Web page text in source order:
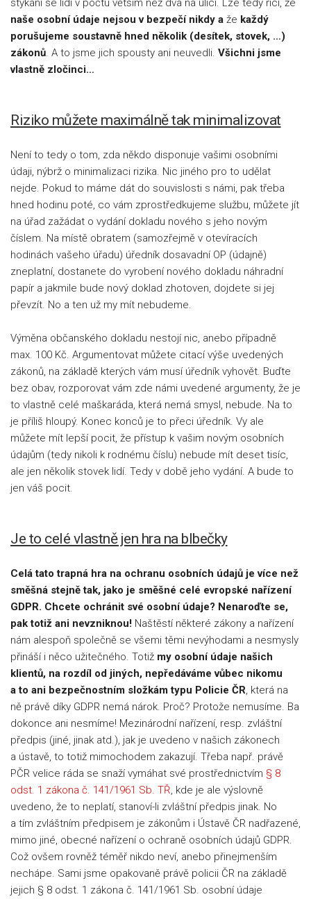
naše osobní údaje nejsou v bezpečí nikdy a že každý
porušujeme soustavně hned několik (desítek, stovek, …)
zákonů . A to jsme jich spousty ani neuvedli. Všichni jsme
vlastně zločinci…
Riziko můžete maximálně tak minimalizovat
Není to tedy o tom, zda někdo disponuje vašimi osobními
údaji, nýbrž o minimalizaci rizika. Nic jiného pro to udělat
nejde. Pokud to máme dát do souvislosti s námi, pak třeba
hned hodinu poté, co vám zprostředkujeme službu, můžete jít
na úřad zažádat o vydání dokladu nového s jeho novým
číslem. Na místě obratem (samozřejmě v otevíracích
hodinách vašeho úřadu) úředník dosavadní OP (údajně)
zneplatní, dostanete do vyrobení nového dokladu náhradní
papír a jakmile bude nový doklad zhotoven, dojdete si jej
převzít. No a ten už my mít nebudeme.
Výměna občanského dokladu nestojí nic, anebo případně
max. 100 Kč. Argumentovat můžete citací výše uvedených
zákonů, na základě kterých vám musí úředník vyhovět. Buďte
bez obav, rozporovat vám zde námi uvedené argumenty, že je
to vlastně celé maškaráda, která nemá smysl, nebude. Na to
je příliš hloupý. Konec konců je to přeci úředník. Vy ale
můžete mít lepší pocit, že přístup k vašim novým osobních
údajům (tedy nikoli k rodnému číslu) nebude mít deset tisíc,
ale jen několik stovek lidí. Tedy v době jeho vydání. A bude to
jen váš pocit.
Je to celé vlastně jen hra na blbečky
Celá tato trapná hra na ochranu osobních údajů je více než
směšná stejně tak, jako je směšné celé evropské nařízení
GDPR. Chcete ochránit své osobní údaje? Nenaroďte se,
pak totiž ani nevzniknou! Naštěstí některé zákony a nařízení
nám alespoň společně se všemi těmi nevýhodami a nesmysly
přináší i něco užitečného. Totiž my osobní údaje našich
klientů, na rozdíl od jiných, nepředáváme vůbec nikomu
a to ani bezpečnostním složkám typu Policie ČR , která na
ně právě díky GDPR nemá nárok. Proč? Protože nemusíme. Ba
dokonce ani nesmíme! Mezinárodní nařízení, resp. zvláštní
předpis (jiné, jinak atd.), jak je uvedeno v našich zákonech
a ústavě, to totiž mimochodem zakazují. Třeba např. právě
PČR velice ráda se snaží vymáhat své prostřednictvím § 8
odst. 1 zákona č. 141/1961 Sb. TŘ , kde je ale výslovně
uvedeno, že to neplatí, stanoví-li zvláštní předpis jinak. No
a tím zvláštním předpisem je zákonům i Ústavě ČR nadřazené,
mimo jiné, obecné nařízení o ochraně osobních údajů GDPR.
Což ovšem rovněž téměř nikdo neví, anebo přinejmenším
nechápe. Sami jsme opakovaně právě policii ČR na základě
jejich § 8 odst. 1 zákona č. 141/1961 Sb. osobní údaje